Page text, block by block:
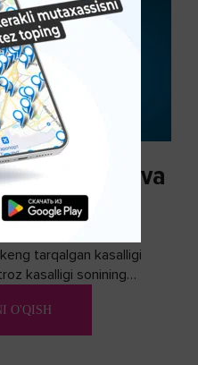
tasnifi va
tarqalgan kasalligi
kasalligi sonining
O'QISH